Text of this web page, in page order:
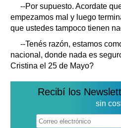
--Por supuesto. Acordate
empezamos mal y luego
que ustedes tampoco tienen
--Tenés razón, estamos
nacional, donde nada es
Cristina el 25 de Mayo?
Recibí los
sin